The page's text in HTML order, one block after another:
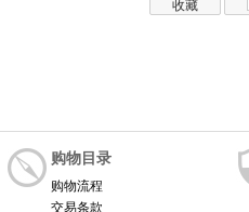
收藏
购物目录
购物流程
交易条款